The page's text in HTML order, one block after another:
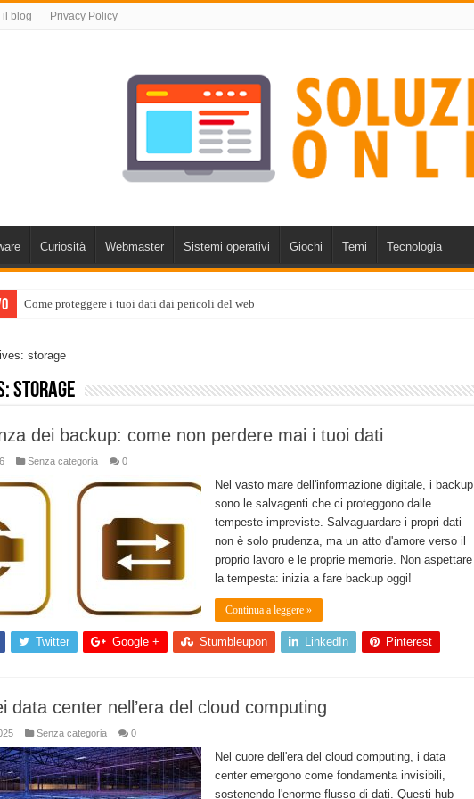
il blog Privacy Policy
Curiosità Webmaster Sistemi operativi Giochi Temi Tecnologia
Come proteggere i tuoi dati dai pericoli del web
storage
storage
dei backup: come non perdere mai i tuoi dati
Senza categoria 0
Nel vasto mare dell'informazione digitale, i backup
sono le salvagenti che ci proteggono dalle
tempeste impreviste. Salvaguardare i propri dati
non è solo prudenza, ma un atto d'amore verso il
proprio lavoro e le proprie memorie. Non aspettare
la tempesta: inizia a fare backup oggi!
Continua a leggere »
Twitter Google + Stumbleupon LinkedIn Pinterest
data center nell’era del cloud computing
Senza categoria 0
Nel cuore dell'era del cloud computing, i data
center emergono come fondamenta invisibili,
sostenendo l'enorme flusso di dati. Questi hub